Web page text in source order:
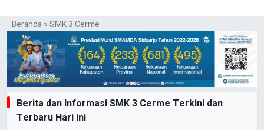
Beranda»SMK 3 Cerme
Berita dan Informasi SMK 3 Cerme Terkini dan
Terbaru Hari ini